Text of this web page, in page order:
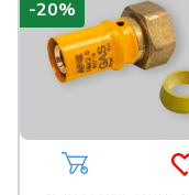
Aggiungi al
-20%